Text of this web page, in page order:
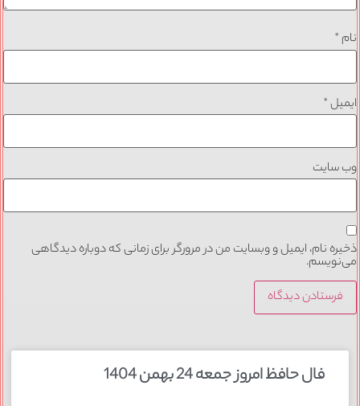
نام *
ایمیل*
وب‌ سایت
ذخیره نام، ایمیل و وبسایت من در مرورگر برای زمانی که دوباره دیدگاهی
می‌نویسم.
فال حافظ امروز جمعه 24 بهمن 1404